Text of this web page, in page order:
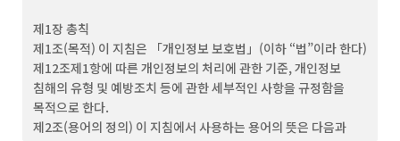
단체를 말합니다.
(4) “비회원”이라 함은 회원에 가입하지 않고 회사가
웹사이트에서 제공하는 서비스를 이용하는 자를 말합니다.
(5) “아이디(ID)”라 함은 회원의 식별과 서비스 이용을 위하여
회원이 정하고 회사가 승인하는 문자와 숫자의 조합을
의미합니다.
제1장 총칙
제1조(목적) 이 지침은 「개인정보 보호법」(이하 “법”이라 한다)
제12조제1항에 따른 개인정보의 처리에 관한 기준, 개인정보
침해의 유형 및 예방조치 등에 관한 세부적인 사항을 규정함을
목적으로 한다.
제2조(용어의 정의) 이 지침에서 사용하는 용어의 뜻은 다음과